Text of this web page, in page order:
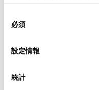
使用することがあります
デバイスにすべての
意したことになります。
設定の変更、同意を撤回
「Cookie（クッキー）情
必須
設定情報
統計